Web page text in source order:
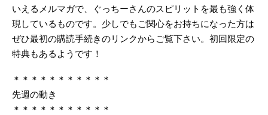
いえるメルマガで、ぐっちーさんのスピリットを最も強く体
現しているものです。少しでもご関心をお持ちになった方は
ぜひ最初の購読手続きのリンクからご覧下さい。初回限定の
特典もあるようです！
＊＊＊＊＊＊＊＊＊＊＊
先週の動き
＊＊＊＊＊＊＊＊＊＊＊